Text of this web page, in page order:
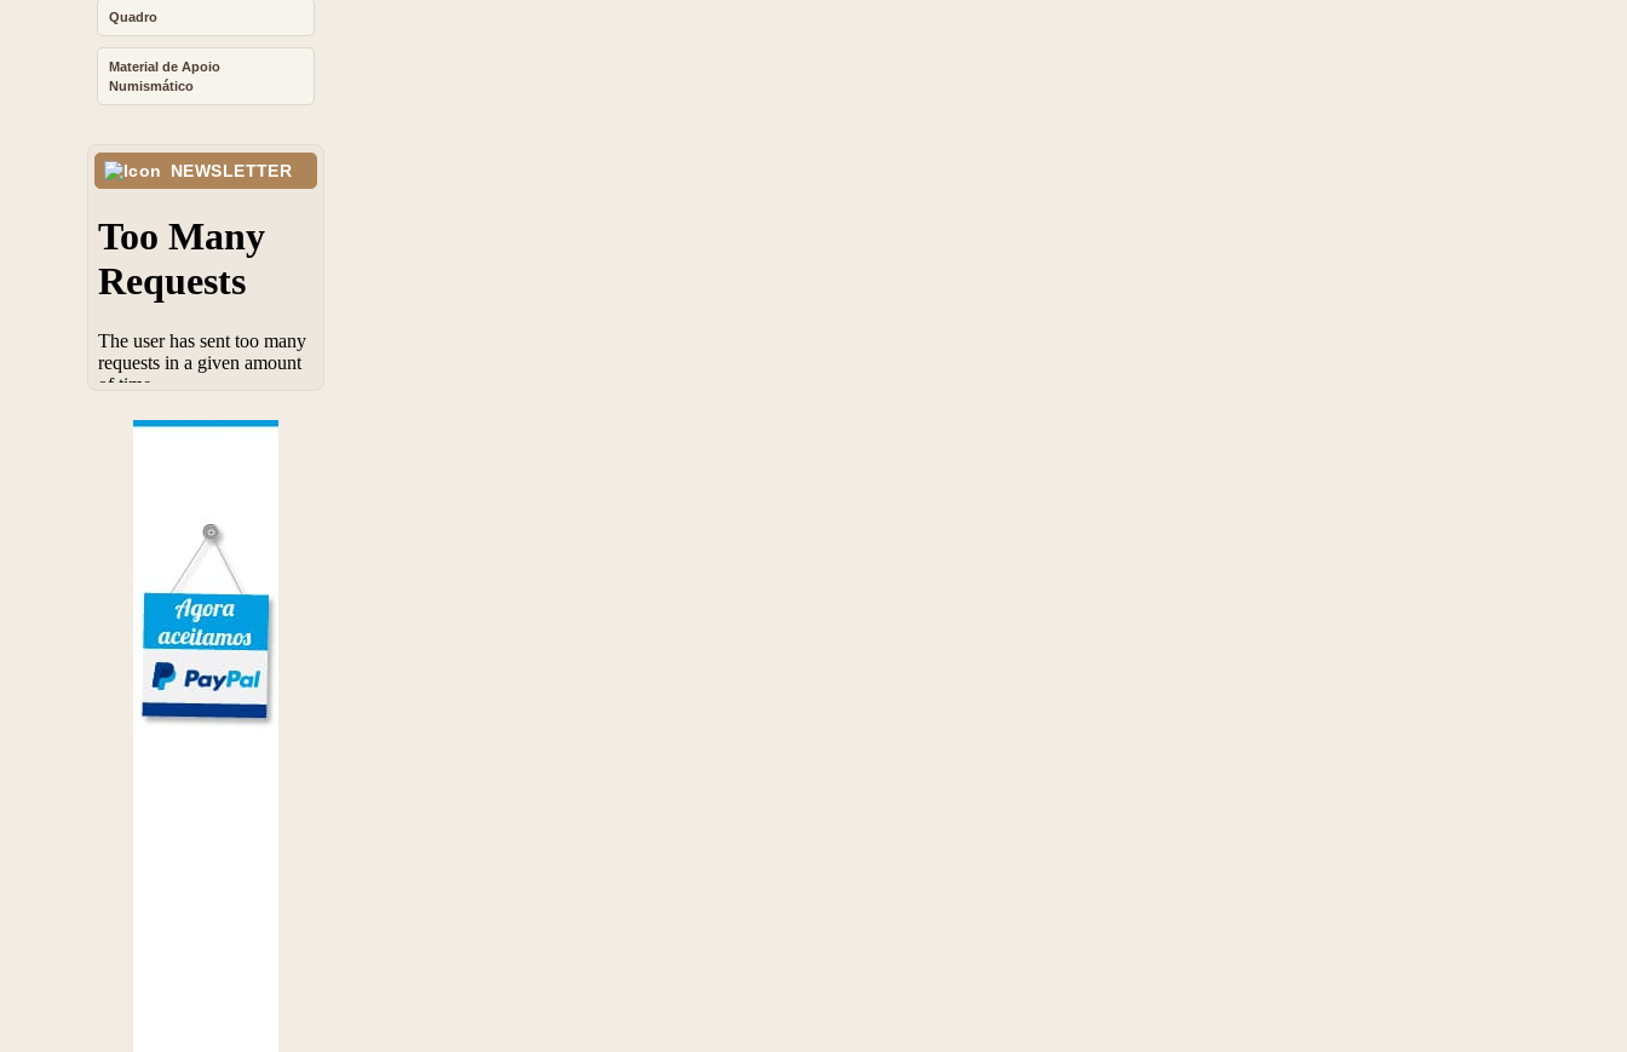
Quadro
Material de Apoio
Numismático
NEWSLETTER